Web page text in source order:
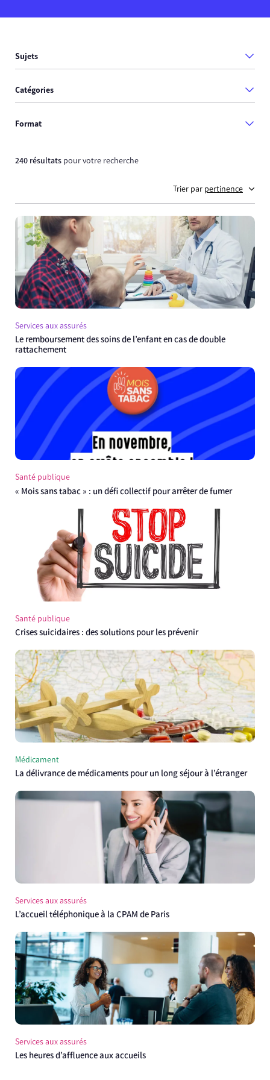
Sujets
Catégories
Format
240 résultats pour votre recherche
Trier par pertinence
Services aux assurés
Le remboursement des soins de l’enfant en cas de double
rattachement
Santé publique
« Mois sans tabac » : un défi collectif pour arrêter de fumer
Santé publique
Crises suicidaires : des solutions pour les prévenir
Médicament
La délivrance de médicaments pour un long séjour à l’étranger
Services aux assurés
L’accueil téléphonique à la CPAM de Paris
Services aux assurés
Les heures d’affluence aux accueils